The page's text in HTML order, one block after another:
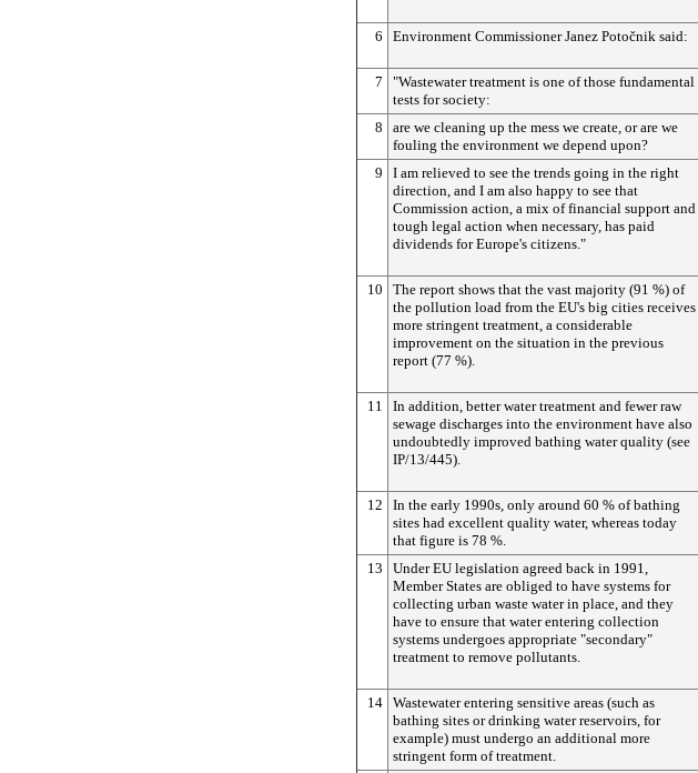
6
Environment Commissioner Janez Potočnik said:
7
"Wastewater treatment is one of those fundamental
tests for society:
8
are we cleaning up the mess we create, or are we
fouling the environment we depend upon?
9
I am relieved to see the trends going in the right
direction, and I am also happy to see that
Commission action, a mix of financial support and
tough legal action when necessary, has paid
dividends for Europe's citizens."
10
The report shows that the vast majority (91 %) of
the pollution load from the EU's big cities receives
more stringent treatment, a considerable
improvement on the situation in the previous
report (77 %).
11
In addition, better water treatment and fewer raw
sewage discharges into the environment have also
undoubtedly improved bathing water quality (see
IP/13/445).
12
In the early 1990s, only around 60 % of bathing
sites had excellent quality water, whereas today
that figure is 78 %.
13
Under EU legislation agreed back in 1991,
Member States are obliged to have systems for
collecting urban waste water in place, and they
have to ensure that water entering collection
systems undergoes appropriate "secondary"
treatment to remove pollutants.
14 Wastewater entering sensitive areas (such as
bathing sites or drinking water reservoirs, for
example) must undergo an additional more
stringent form of treatment.